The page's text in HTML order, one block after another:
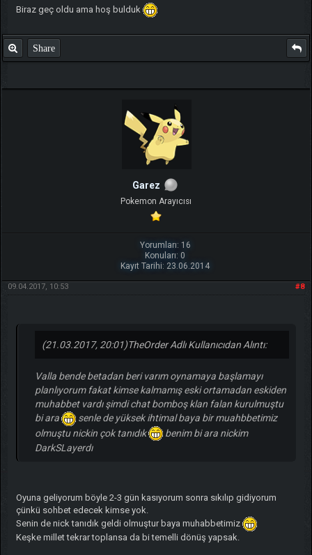
Biraz geç oldu ama hoş bulduk
Share
Garez
Pokemon Arayıcısı
Yorumları: 16
Konuları: 0
Kayıt Tarihi: 23.06.2014
#8
09.04.2017, 10:53
(21.03.2017, 20:01)TheOrder Adlı Kullanıcıdan Alıntı:
Valla bende betadan beri varım oynamaya başlamayı
planlıyorum fakat kimse kalmamış eski ortamadan eskiden
muhabbet vardı şimdi chat bomboş klan falan kurulmuştu
bi ara
senle de yüksek ihtimal baya bir muahbbetimiz
olmuştu nickin çok tanıdık
benim bi ara nickim
DarkSLayerdı
Oyuna geliyorum böyle 2-3 gün kasıyorum sonra sıkılıp gidiyorum
çünkü sohbet edecek kimse yok.
Senin de nick tanıdık geldi olmuştur baya muhabbetimiz
Keşke millet tekrar toplansa da bi temelli dönüş yapsak.